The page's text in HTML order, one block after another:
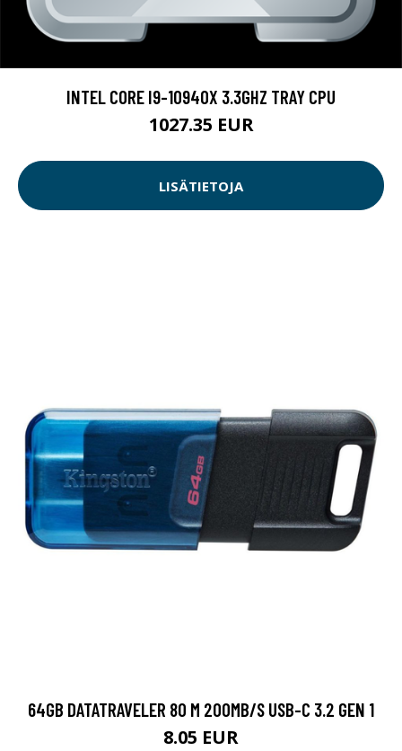
INTEL CORE I9-10940X 3.3GHZ TRAY CPU
1027.35 EUR
LISÄTIETOJA
64GB DATATRAVELER 80 M 200MB/S USB-C 3.2 GEN 1
8.05 EUR